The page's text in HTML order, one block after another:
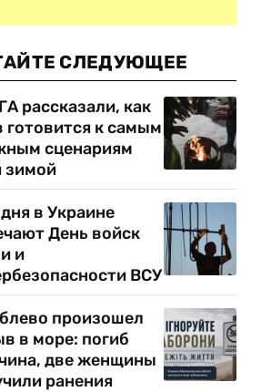
СЛЕДУЮЩЕЕ
рассказали, как
готовится к самым
сценариям
зимой
в Украине
День войск
и
ВСУ
произошел
в море: погиб
две женщины
ранения